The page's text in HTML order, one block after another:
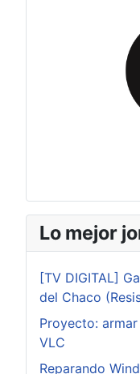
Lo mejor
[TV DIGITAL]
del Chaco
Proyecto:
VLC
Reparando